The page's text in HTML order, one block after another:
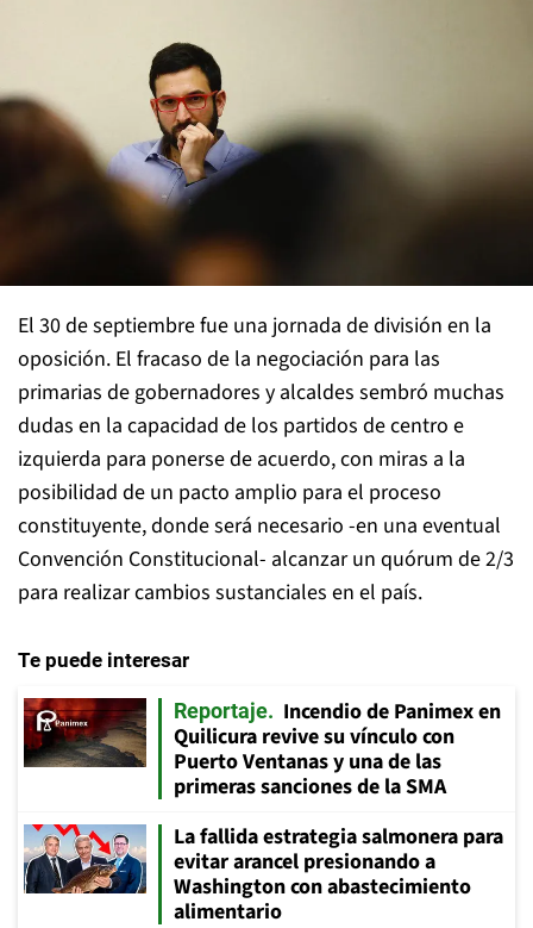
El 30 de septiembre fue una jornada de división en la
oposición. El fracaso de la negociación para las
primarias de gobernadores y alcaldes sembró muchas
dudas en la capacidad de los partidos de centro e
izquierda para ponerse de acuerdo, con miras a la
posibilidad de un pacto amplio para el proceso
constituyente, donde será necesario -en una eventual
Convención Constitucional- alcanzar un quórum de 2/3
para realizar cambios sustanciales en el país.
Te puede interesar
Reportaje
Incendio de Panimex en
Quilicura revive su vínculo con
Puerto Ventanas y una de las
primeras sanciones de la SMA
La fallida estrategia salmonera para
evitar arancel presionando a
Washington con abastecimiento
alimentario